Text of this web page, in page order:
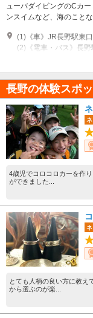
ューバダイビングのCカ
ンスイムなど、海のことな
営業時間：11:00～
長野の体験スポ
4歳児でコロコロカーを作
ができました...
とても人柄の良い方に教え
から選ぶのが楽...